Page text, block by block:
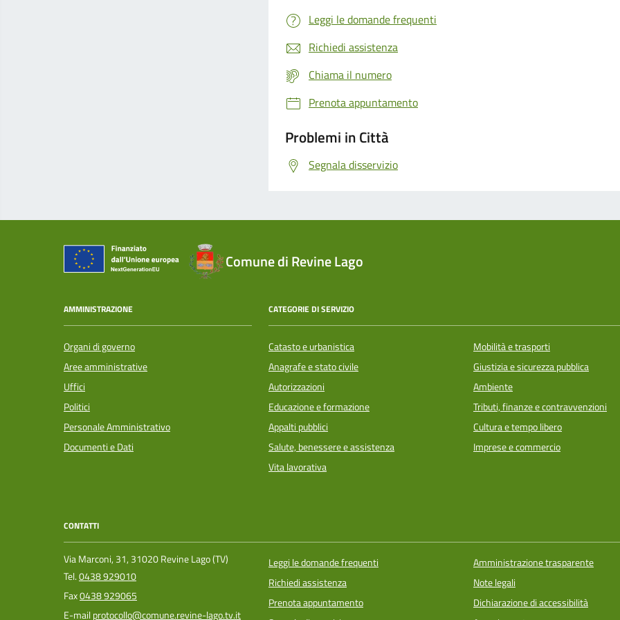
Leggi le domande frequenti
Richiedi assistenza
Chiama il numero
Prenota appuntamento
Problemi in Città
Segnala disservizio
Comune di Revine Lago
AMMINISTRAZIONE
Organi di governo
Aree amministrative
Uffici
Politici
Personale Amministrativo
Documenti e Dati
CATEGORIE DI SERVIZIO
Catasto e urbanistica
Anagrafe e stato civile
Autorizzazioni
Educazione e formazione
Appalti pubblici
Salute, benessere e assistenza
Vita lavorativa
Mobilità e trasporti
Giustizia e sicurezza pubblica
Ambiente
Tributi, finanze e contravvenzioni
Cultura e tempo libero
Imprese e commercio
CONTATTI
Via Marconi, 31, 31020 Revine Lago (TV)
Tel.0438 929010
Fax0438 929065
E-mailprotocollo@comune.revine-lago.tv.it
Leggi le domande frequenti
Richiedi assistenza
Prenota appuntamento
Amministrazione trasparente
Note legali
Dichiarazione di accessibilità